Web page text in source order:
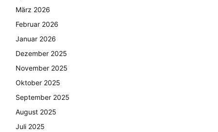
März 2026
Februar 2026
Januar 2026
Dezember 2025
November 2025
Oktober 2025
September 2025
August 2025
Juli 2025